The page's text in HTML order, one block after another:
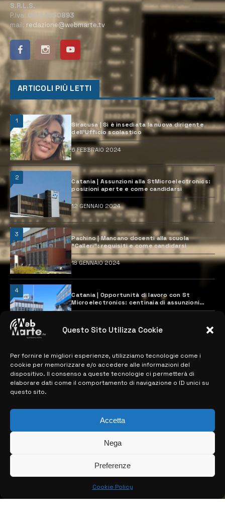
Questo Sito Utilizza Cookie
Per fornire le migliori esperienze, utilizziamo tecnologie come i
cookie per memorizzare e/o accedere alle informazioni del
dispositivo. Il consenso a queste tecnologie ci permetterà di
elaborare dati come il comportamento di navigazione o ID unici su
questo sito.
Accetta
Nega
Preferenze
Cookie Policy
S.R.L.S.
P.Iva: 02184950893
mail: redazione@webmarte.tv
ARTICOLI PIÙ LETTI
1
Siracusa | Si è insediata la nuova dirigente
dell’Ufficio scolastico
6 FEBBRAIO 2024
2
Catania | Assunzioni alla StMicroelectronics:
posizioni aperte e come candidarsi
12 GENNAIO 2024
3
Pachino | Mancano docenti alla scuola
“Calleri”: requisiti e come candidarsi
18 GENNAIO 2024
4
Catania | Opportunità di lavoro con St
Microelectronics: centinaia di assunzioni
previste
MAPPA DEL SITO
> NOTIZIE